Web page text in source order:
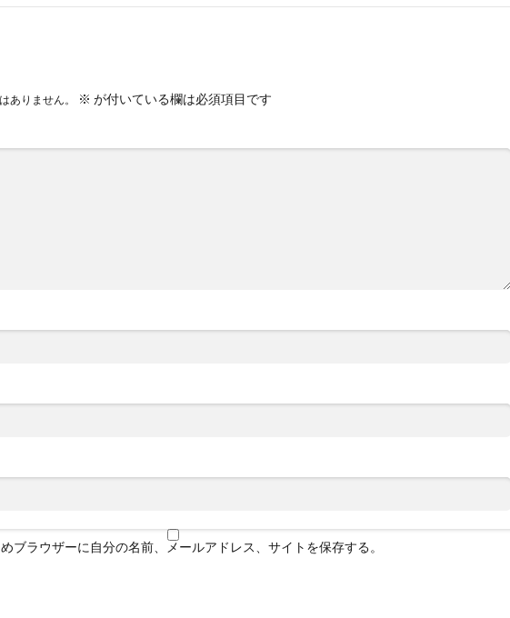
ありません。 ※ が付いている欄は必須項目です
ブラウザーに自分の名前、メールアドレス、サイトを保存する。